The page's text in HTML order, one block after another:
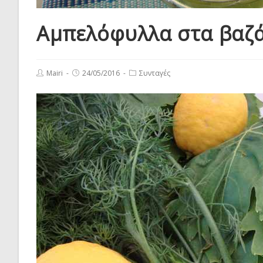
Αμπελόφυλλα στα
PostMairi
Post24/05/2016
PostΣυνταγές